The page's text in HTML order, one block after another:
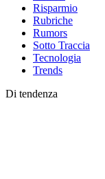
Risparmio
Rubriche
Rumors
Sotto Traccia
Tecnologia
Trends
Di tendenza